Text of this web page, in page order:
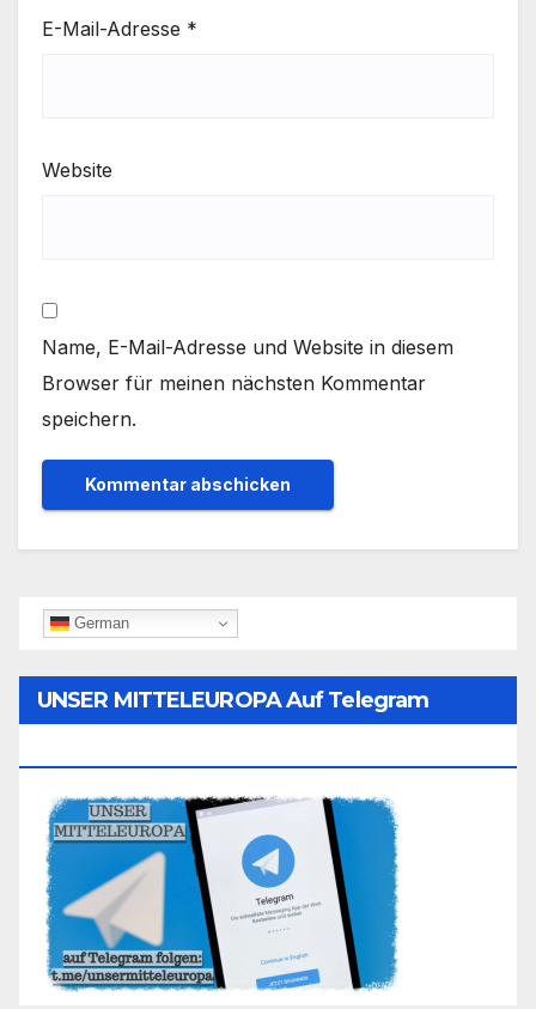
E-Mail-Adresse *
Website
Name, E-Mail-Adresse und Website in diesem
Browser für meinen nächsten Kommentar
speichern.
German
UNSER MITTELEUROPA Auf Telegram